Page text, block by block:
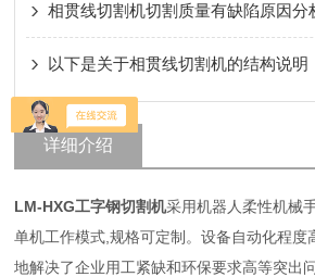
相贯线切割机切割质量有缺陷原因分
以下是关于相贯线切割机的结构说明
详细介绍
LM-HXG工字钢切割机采用机器人柔性机械
单机工作模式,规格可定制。设备自动化程度
地解决了企业用工紧缺和环保要求高等突出